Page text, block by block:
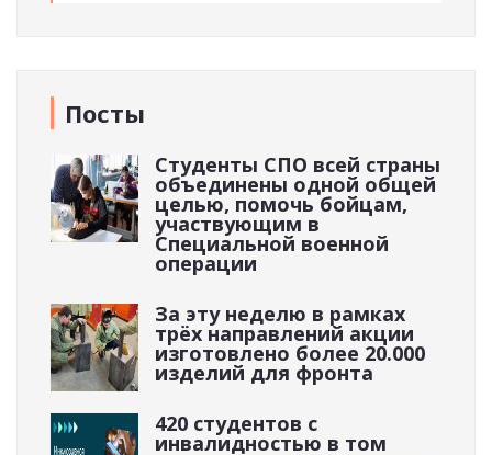
Посты
Студенты СПО всей страны
объединены одной общей
целью, помочь бойцам,
участвующим в
Специальной военной
операции
За эту неделю в рамках
трёх направлений акции
изготовлено более 20.000
изделий для фронта
420 студентов с
инвалидностью в том